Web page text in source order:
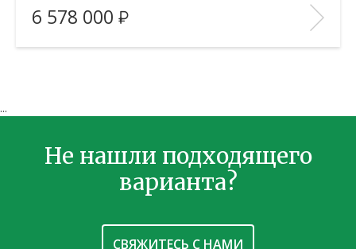
Количество комнат:
—
Этаж:
1/17
6 578 000
...
Не нашли подходящего
варианта?
СВЯЖИТЕСЬ С НАМИ